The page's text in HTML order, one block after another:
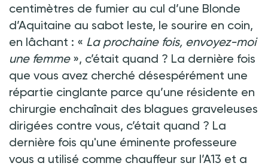
centimètres de fumier au cul d’une Blonde
d’Aquitaine au sabot leste, le sourire en coin,
en lâchant : « La prochaine fois, envoyez-moi
une femme », c’était quand ? La dernière fois
que vous avez cherché désespérément une
répartie cinglante parce qu’une résidente en
chirurgie enchaînait des blagues graveleuses
dirigées contre vous, c’était quand ? La
dernière fois qu'une éminente professeure
vous a utilisé comme chauffeur sur l’A13 et a